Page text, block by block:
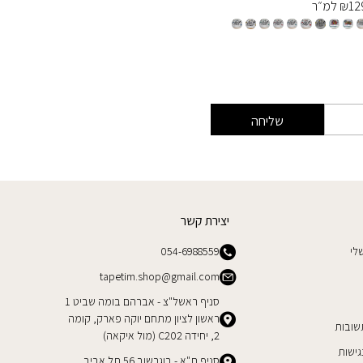
₪ למ״ר
שליחה
יצירת קשר
054-6988559
tapetim.shop@gmail.com
סניף ראשל"צ - אברהם בומה שביט 1
ראשון לציון מתחם יוקה פארק, קומה
2, יחידה C202 (מול איקאה)